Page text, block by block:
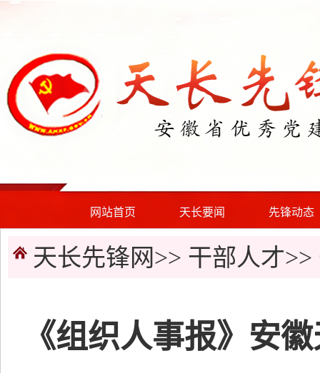
网站首页 天长要闻 先锋动态
天长先锋网>> 干部人才>>
《组织人事报》安